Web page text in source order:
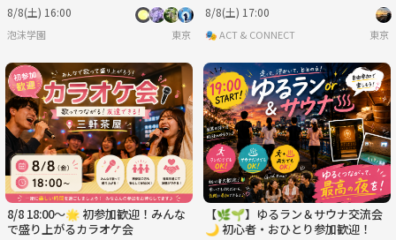
8/8(土) 16:00
泡沫学園 東京
8/8(土) 17:00
🎭 ACT & CONNECT 東京
8/8 18:00〜🌟 初参加歓迎！みんな
で盛り上がるカラオケ会
【🌿‬🌱】ゆるラン＆サウナ交流会
🌙 初心者・おひとり参加歓迎！